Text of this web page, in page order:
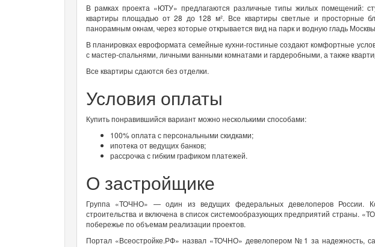
В рамках проекта «ЮТУ» предлагаются различные типы жилых помещений:
квартиры площадью от 28 до 128 м². Все квартиры светлые и просторные
панорамным окнам, через которые открывается вид на парк и водную гладь
В планировках евроформата семейные кухни-гостиные создают комфортные
с мастер-спальнями, личными ванными комнатами и гардеробными, а также
Все квартиры сдаются без отделки.
Условия оплаты
Купить понравившийся вариант можно несколькими способами:
100% оплата с персональными скидками;
ипотека от ведущих банков;
рассрочка с гибким графиком платежей.
О застройщике
Группа «ТОЧНО» — один из ведущих федеральных девелоперов России.
строительства и включена в список системообразующих предприятий страны.
побережье по объемам реализации проектов.
Портал «Всеостройке.РФ» назвал «ТОЧНО» девелопером №1 за надежность,